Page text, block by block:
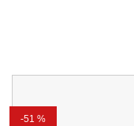
-51 %